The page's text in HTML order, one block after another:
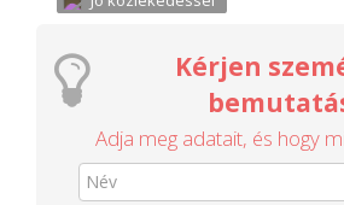
Kérjen
Adja meg adatait, és hogy